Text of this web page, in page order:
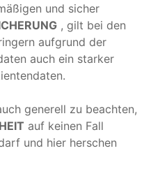
und sicher
, gilt bei den
aufgrund der
auch ein starker
generell zu beachten,
auf keinen Fall
und hier herschen